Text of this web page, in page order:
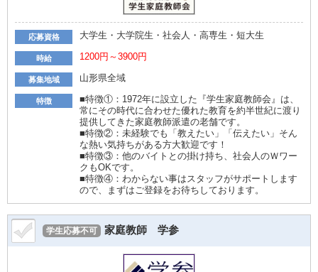
応募資格 大学生・大学院生・社会人・高専生・短大生
時給 1200円～3900円
募集地域 山形県全域
特徴
■特徴①：1972年に設立した『学生家庭教師会』は、
常にその時代に合わせた優れた教育を約半世紀に渡り
提供してきた家庭教師派遣の老舗です。
■特徴②：未経験でも「教えたい」「伝えたい」そん
な熱い気持ちがある方大歓迎です！
■特徴③：他のバイトとの掛け持ち、社会人のＷワー
クもOKです。
■特徴④：わからない事はスタッフがサポートします
ので、まずはご登録をお待ちしております。
学生応募不可 家庭教師 学参